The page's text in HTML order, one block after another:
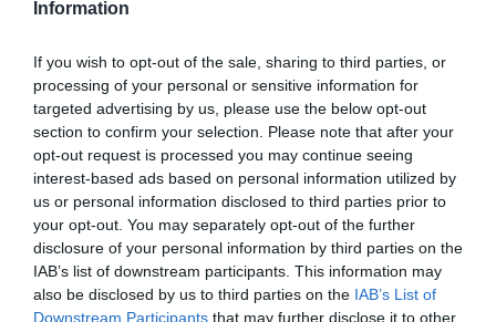
Information
If you wish to opt-out of the sale, sharing to third parties, or
processing of your personal or sensitive information for
targeted advertising by us, please use the below opt-out
section to confirm your selection. Please note that after your
opt-out request is processed you may continue seeing
interest-based ads based on personal information utilized by
us or personal information disclosed to third parties prior to
your opt-out. You may separately opt-out of the further
disclosure of your personal information by third parties on the
IAB’s list of downstream participants. This information may
also be disclosed by us to third parties on the IAB’s List of
Downstream Participants that may further disclose it to other